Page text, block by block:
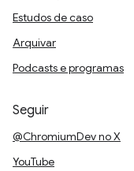
Estudos de caso
Arquivar
Podcasts e programas
Seguir
@ChromiumDev no X
YouTube